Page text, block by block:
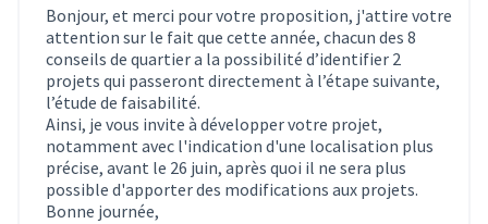
Bonjour, et merci pour votre proposition, j'attire votre
attention sur le fait que cette année, chacun des 8
conseils de quartier a la possibilité d’identifier 2
projets qui passeront directement à l’étape suivante,
l’étude de faisabilité.
Ainsi, je vous invite à développer votre projet,
notamment avec l'indication d'une localisation plus
précise, avant le 26 juin, après quoi il ne sera plus
possible d'apporter des modifications aux projets.
Bonne journée,